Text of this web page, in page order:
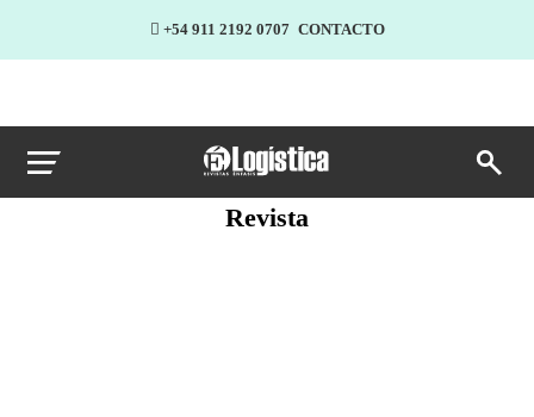
+54 911 2192 0707 CONTACTO
Revista